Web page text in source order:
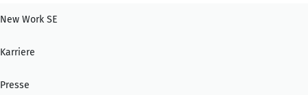
New Work SE
Karriere
Presse